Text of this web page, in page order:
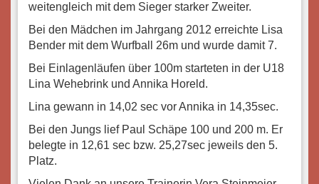
weitengleich mit dem Sieger starker Zweiter.
Bei den Mädchen im Jahrgang 2012 erreichte Lisa
Bender mit dem Wurfball 26m und wurde damit 7.
Bei Einlagenläufen über 100m starteten in der U18
Lina Wehebrink und Annika Horeld.
Lina gewann in 14,02 sec vor Annika in 14,35sec.
Bei den Jungs lief Paul Schäpe 100 und 200 m. Er
belegte in 12,61 sec bzw. 25,27sec jeweils den 5.
Platz.